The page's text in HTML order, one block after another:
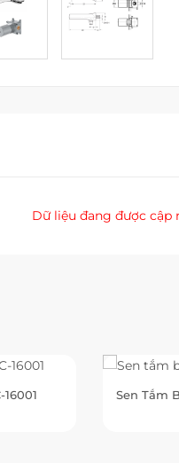
Dữ liệu đang được cập
16001 Sen Tắm